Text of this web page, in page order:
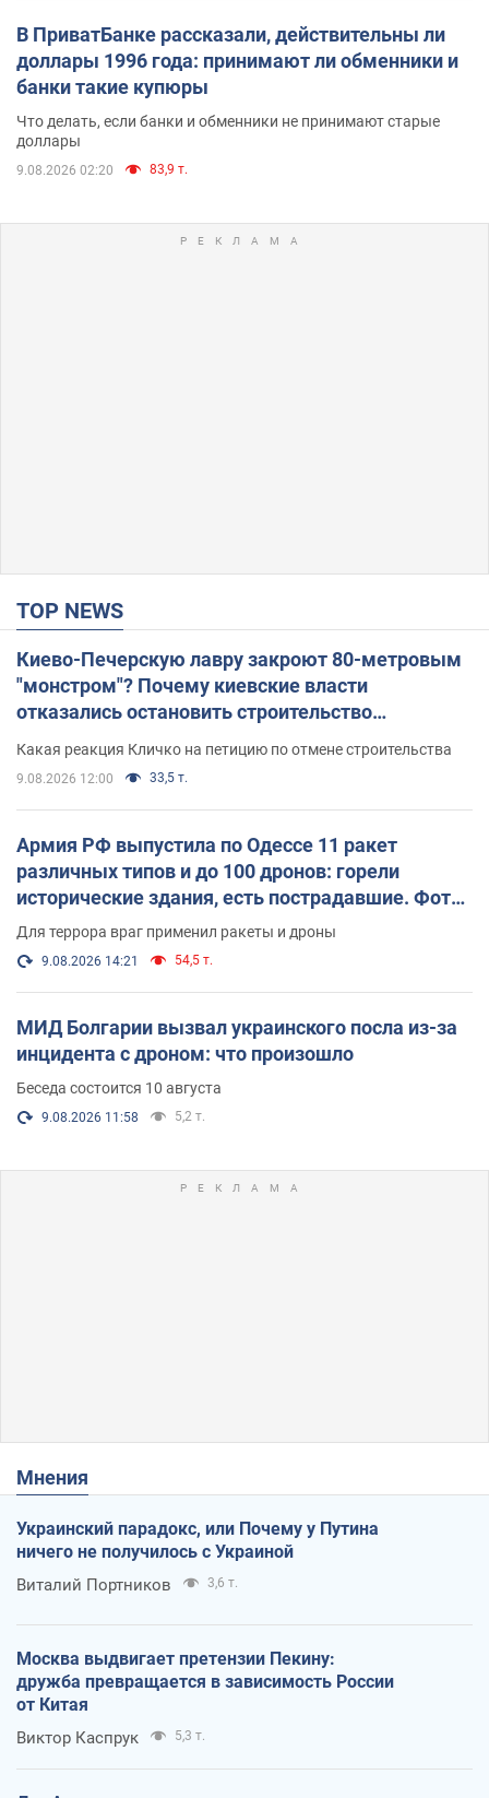
В ПриватБанке рассказали, действительны ли
доллары 1996 года: принимают ли обменники и
банки такие купюры
Что делать, если банки и обменники не принимают старые
доллары
9.08.2026 02:20 83,9 т.
TOP NEWS
Киево-Печерскую лавру закроют 80-метровым
"монстром"? Почему киевские власти
отказались остановить строительство
Какая реакция Кличко на петицию по отмене строительства
9.08.2026 12:00 33,5 т.
Армия РФ выпустила по Одессе 11 ракет
различных типов и до 100 дронов: горели
исторические здания, есть пострадавшие. Фото
и видео
Для террора враг применил ракеты и дроны
9.08.2026 14:21 54,5 т.
МИД Болгарии вызвал украинского посла из-за
инцидента с дроном: что произошло
Беседа состоится 10 августа
9.08.2026 11:58 5,2 т.
Мнения
Украинский парадокс, или Почему у Путина
ничего не получилось с Украиной
Виталий Портников 3,6 т.
Москва выдвигает претензии Пекину:
дружба превращается в зависимость России
от Китая
Виктор Каспрук 5,3 т.